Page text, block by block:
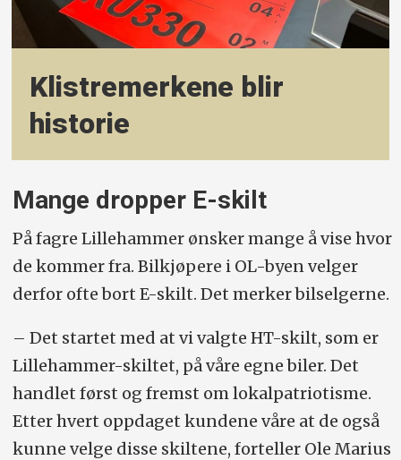
Klistremerkene blir
historie
Mange dropper E-skilt
På fagre Lillehammer ønsker mange å vise hvor
de kommer fra. Bilkjøpere i OL-byen velger
derfor ofte bort E-skilt. Det merker bilselgerne.
– Det startet med at vi valgte HT-skilt, som er
Lillehammer-skiltet, på våre egne biler. Det
handlet først og fremst om lokalpatriotisme.
Etter hvert oppdaget kundene våre at de også
kunne velge disse skiltene, forteller Ole Marius